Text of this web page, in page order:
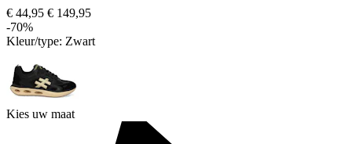
€ 44,95 € 149,95
-70%
Kleur/type: Zwart
Kies uw maat